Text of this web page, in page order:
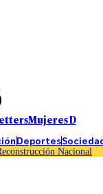
Mujeres D
Deportes
Nacional